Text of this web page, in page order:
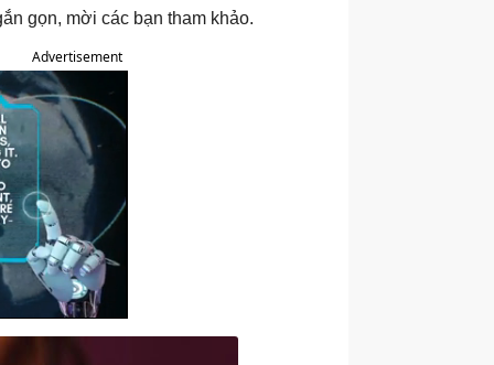
gọn, mời các bạn tham khảo.
Advertisement